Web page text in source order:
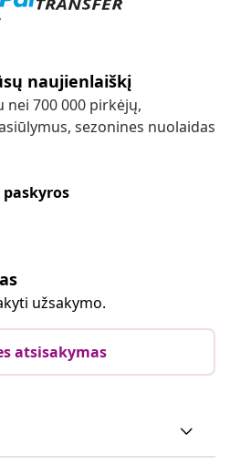
naujienlaiškį
700 000 pirkėjų,
sezonines nuolaidas
užsakymo.
atsisakymas